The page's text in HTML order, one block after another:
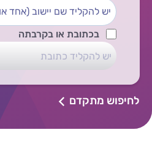
בכתובת או בקרבתה
לחיפוש מתקדם